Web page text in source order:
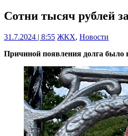
Сотни тысяч рублей
31.7.2024 | 8:55 ЖКХ, Новости
Причиной появления долга было